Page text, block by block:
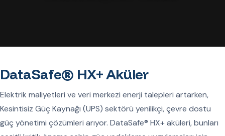
DataSafe® HX+ Aküler
Elektrik maliyetleri ve veri merkezi enerji talepleri artarken,
Kesintisiz Güç Kaynağı (UPS) sektörü yenilikçi, çevre dostu
güç yönetimi çözümleri arıyor. DataSafe® HX+ aküleri, bunları